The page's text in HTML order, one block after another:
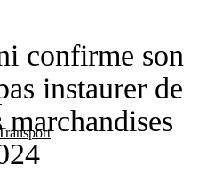
confirme son
instaurer de